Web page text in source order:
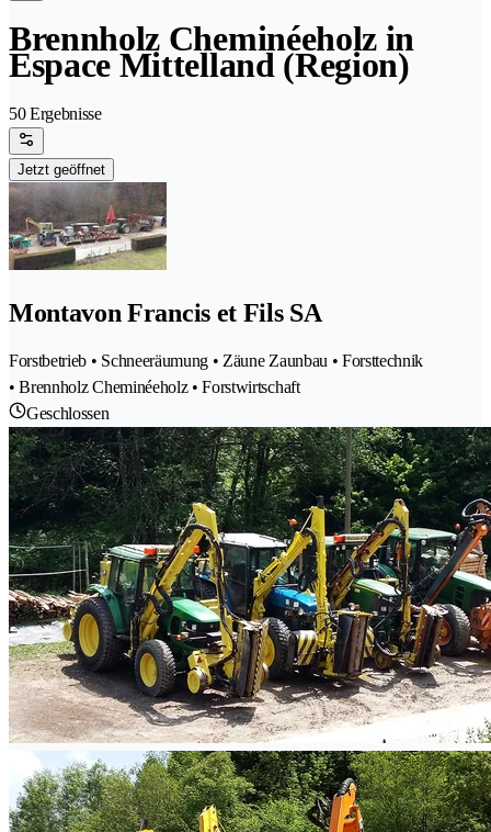
Brennholz Cheminéeholz in
Espace Mittelland (Region)
50 Ergebnisse
Jetzt geöffnet
Montavon Francis et Fils SA
Forstbetrieb • Schneeräumung • Zäune Zaunbau • Forsttechnik
• Brennholz Cheminéeholz • Forstwirtschaft
Geschlossen